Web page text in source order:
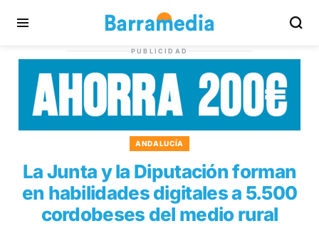
PUBLICIDAD
ANDALUCÍA
La Junta y la Diputación forman
en habilidades digitales a 5.500
cordobeses del medio rural